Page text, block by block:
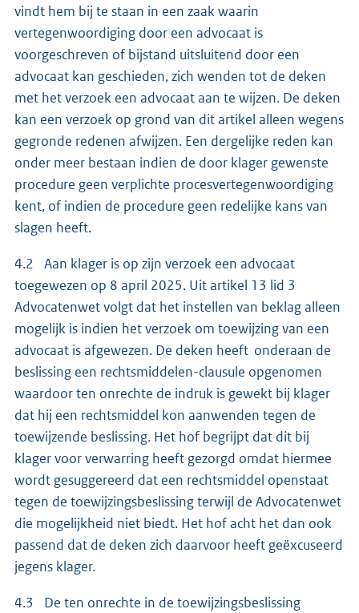
vindt hem bij te staan in een zaak waarin
vertegenwoordiging door een advocaat is
voorgeschreven of bijstand uitsluitend door een
advocaat kan geschieden, zich wenden tot de deken
met het verzoek een advocaat aan te wijzen. De deken
kan een verzoek op grond van dit artikel alleen wegens
gegronde redenen afwijzen. Een dergelijke reden kan
onder meer bestaan indien de door klager gewenste
procedure geen verplichte procesvertegenwoordiging
kent, of indien de procedure geen redelijke kans van
slagen heeft.
4.2 Aan klager is op zijn verzoek een advocaat
toegewezen op 8 april 2025. Uit artikel 13 lid 3
Advocatenwet volgt dat het instellen van beklag alleen
mogelijk is indien het verzoek om toewijzing van een
advocaat is afgewezen. De deken heeft onderaan de
beslissing een rechtsmiddelen-clausule opgenomen
waardoor ten onrechte de indruk is gewekt bij klager
dat hij een rechtsmiddel kon aanwenden tegen de
toewijzende beslissing. Het hof begrijpt dat dit bij
klager voor verwarring heeft gezorgd omdat hiermee
wordt gesuggereerd dat een rechtsmiddel openstaat
tegen de toewijzingsbeslissing terwijl de Advocatenwet
die mogelijkheid niet biedt. Het hof acht het dan ook
passend dat de deken zich daarvoor heeft geëxcuseerd
jegens klager.
4.3 De ten onrechte in de toewijzingsbeslissing